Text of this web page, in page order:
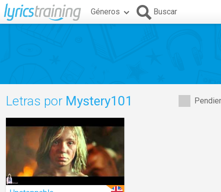
Géneros Buscar
Letras por Mystery101